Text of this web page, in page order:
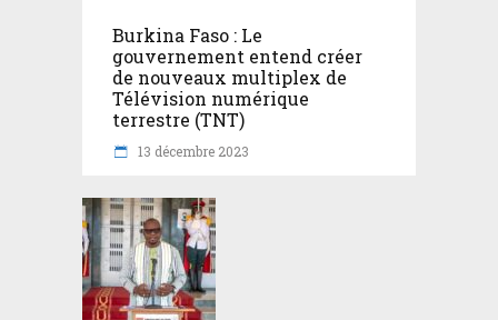
Burkina Faso : Le
gouvernement entend créer
de nouveaux multiplex de
Télévision numérique
terrestre (TNT)
13 décembre 2023